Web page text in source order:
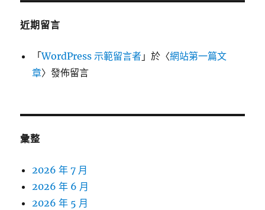
近期留言
「WordPress 示範留言者 」於〈網站第一篇文
章〉發佈留言
彙整
2026 年 7 月
2026 年 6 月
2026 年 5 月